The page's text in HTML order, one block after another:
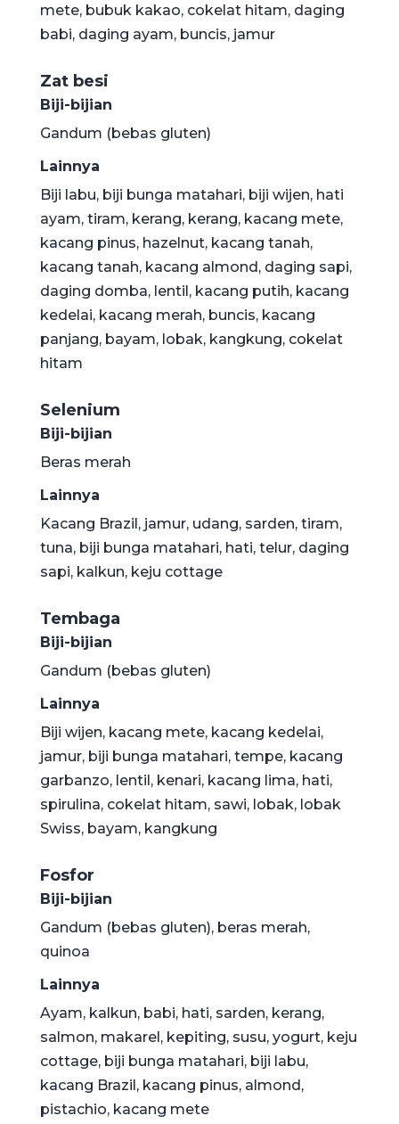
mete, bubuk kakao, cokelat hitam, daging
babi, daging ayam, buncis, jamur
Zat besi
Biji-bijian
Gandum (bebas gluten)
Lainnya
Biji labu, biji bunga matahari, biji wijen, hati
ayam, tiram, kerang, kerang, kacang mete,
kacang pinus, hazelnut, kacang tanah,
kacang tanah, kacang almond, daging sapi,
daging domba, lentil, kacang putih, kacang
kedelai, kacang merah, buncis, kacang
panjang, bayam, lobak, kangkung, cokelat
hitam
Selenium
Biji-bijian
Beras merah
Lainnya
Kacang Brazil, jamur, udang, sarden, tiram,
tuna, biji bunga matahari, hati, telur, daging
sapi, kalkun, keju cottage
Tembaga
Biji-bijian
Gandum (bebas gluten)
Lainnya
Biji wijen, kacang mete, kacang kedelai,
jamur, biji bunga matahari, tempe, kacang
garbanzo, lentil, kenari, kacang lima, hati,
spirulina, cokelat hitam, sawi, lobak, lobak
Swiss, bayam, kangkung
Fosfor
Biji-bijian
Gandum (bebas gluten), beras merah,
quinoa
Lainnya
Ayam, kalkun, babi, hati, sarden, kerang,
salmon, makarel, kepiting, susu, yogurt, keju
cottage, biji bunga matahari, biji labu,
kacang Brazil, kacang pinus, almond,
pistachio, kacang mete